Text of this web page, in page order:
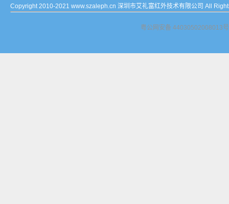
Copyright 2010-2021 www.szaleph.cn 深圳市艾礼富红外技术有限公司 All
粤公网安备 44030502008013号